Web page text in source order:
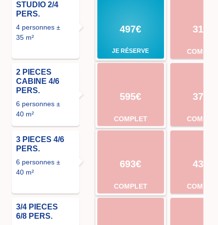
STUDIO 2/4
PERS.
4 personnes ±
35 m²
2 PIECES
CABINE 4/6
PERS.
6 personnes ±
40 m²
3 PIECES 4/6
PERS.
6 personnes ±
40 m²
3/4 PIECES
6/8 PERS.
497€
JE RÉSERVE
595€
COMPLET
693€
COMPLET
315€
371€
434€